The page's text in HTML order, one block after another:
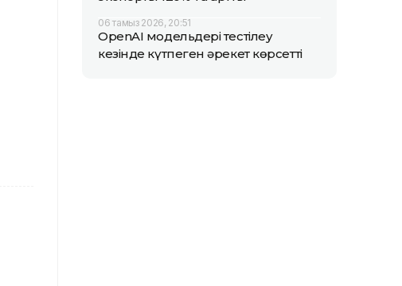
06 тамыз 2026, 20:51
OpenAI модельдері тестілеу
кезінде күтпеген әрекет көрсетті